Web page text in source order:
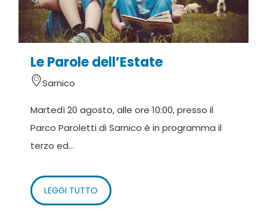
Le Parole dell’Estate
Sarnico
Martedì 20 agosto, alle ore 10:00, presso il
Parco Paroletti di Sarnico è in programma il
terzo ed...
LEGGI TUTTO